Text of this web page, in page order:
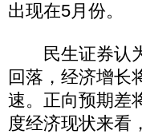
出现在5月份。
民生证券认为
回落，经济增长
速。正向预期差
度经济现状来看